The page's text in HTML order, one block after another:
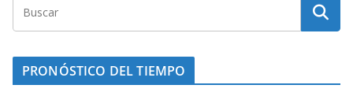
PRONÓSTICO DEL TIEMPO